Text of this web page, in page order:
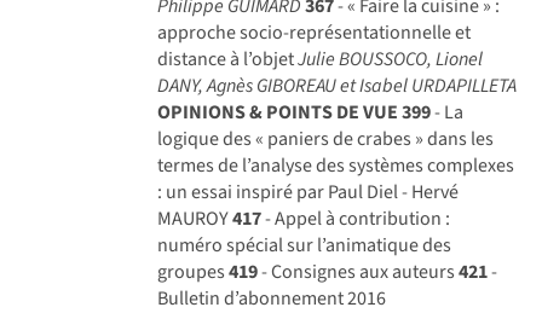
Philippe GUIMARD367- « Faire la cuisine » :
approche socio-représentationnelle et
distance à l’objetJulie BOUSSOCO, Lionel
DANY, Agnès GIBOREAU et Isabel URDAPILLETA
OPINIONS & POINTS DE VUE399- La
logique des « paniers de crabes » dans les
termes de l’analyse des systèmes complexes
: un essai inspiré par Paul Diel - Hervé
MAUROY417- Appel à contribution :
numéro spécial sur l’animatique des
groupes419- Consignes aux auteurs421-
Bulletin d’abonnement 2016